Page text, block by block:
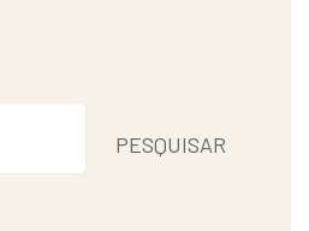
PESQUISAR